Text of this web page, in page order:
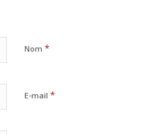
Nom *
E-mail *